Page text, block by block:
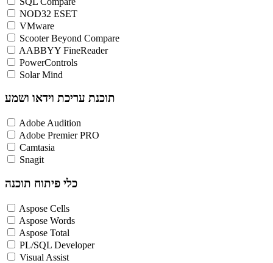
NOD32 ESET
VMware
Scooter Beyond Compare
AABBYY FineReader
PowerControls
Solar Mind
תוכנת עריכת וידאו ושמע
Adobe Audition
Adobe Premier PRO
Camtasia
Snagit
כלי פיתוח תוכנה
Aspose Cells
Aspose Words
Aspose Total
PL/SQL Developer
Visual Assist